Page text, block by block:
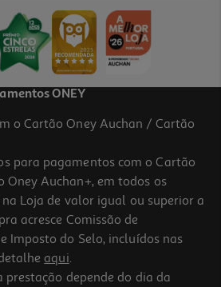
Cor 50 Spf 50 1 Un
ONEY
o Cartão Oney Auchan / Cartão
para pagamentos com o Cartão
Oney Auchan+, em todos os
Loja de valor igual ou superior a
acresce Comissão de
Imposto do Selo, incluídos nas
aqui.
depende do dia da